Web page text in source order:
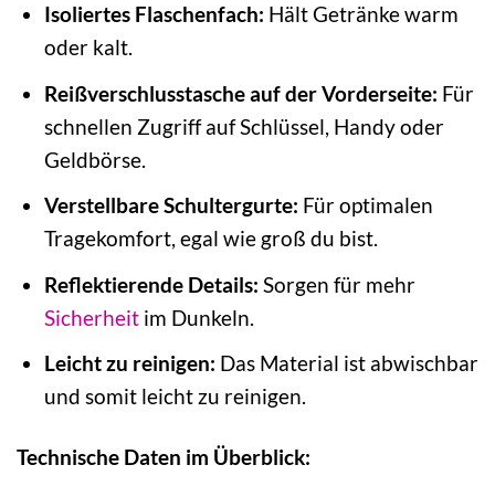
Isoliertes Flaschenfach: Hält Getränke warm
oder kalt.
Reißverschlusstasche auf der Vorderseite: Für
schnellen Zugriff auf Schlüssel, Handy oder
Geldbörse.
Verstellbare Schultergurte: Für optimalen
Tragekomfort, egal wie groß du bist.
Reflektierende Details: Sorgen für mehr
Sicherheitim Dunkeln.
Leicht zu reinigen: Das Material ist abwischbar
und somit leicht zu reinigen.
Technische Daten im Überblick: